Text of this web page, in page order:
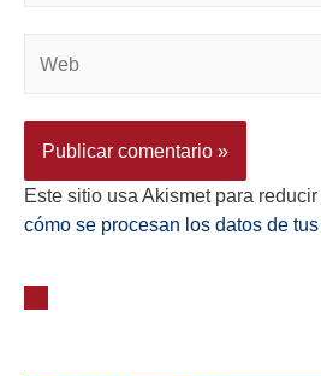
Este sitio usa Akismet para
cómo se procesan los datos de